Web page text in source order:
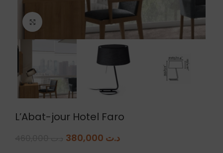
L’Abat-jour Hotel Faro
د.ت